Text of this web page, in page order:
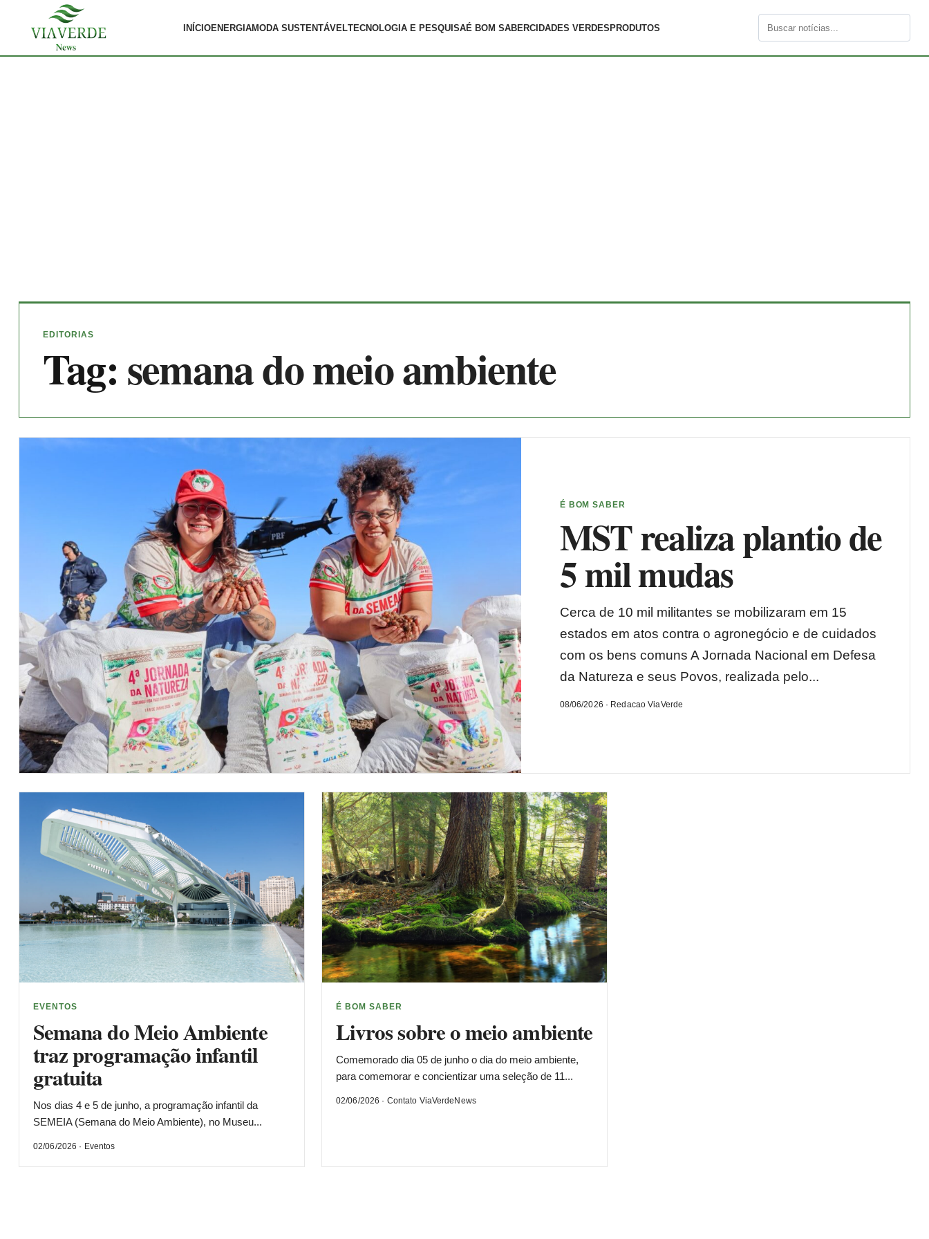
INÍCIOENERGIAMODA SUSTENTÁVELTECNOLOGIA E PESQUISAÉ BOM SABERCIDADES VERDES PRODUTOS
Buscar
EDITORIAS
Tag:semana do meio ambiente
É BOM SABER
MST realiza plantio de
5 mil mudas
Cerca de 10 mil militantes se mobilizaram em 15
estados em atos contra o agronegócio e de cuidados
com os bens comuns A Jornada Nacional em Defesa
da Natureza e seus Povos, realizada pelo...
08/06/2026 · Redacao ViaVerde
EVENTOS
Semana do Meio Ambiente
traz programação infantil
gratuita
Nos dias 4 e 5 de junho, a programação infantil da
SEMEIA (Semana do Meio Ambiente), no Museu...
02/06/2026 · Eventos
É BOM SABER
Livros sobre o meio ambiente
Comemorado dia 05 de junho o dia do meio ambiente,
para comemorar e concientizar uma seleção de 11...
02/06/2026 · Contato ViaVerdeNews